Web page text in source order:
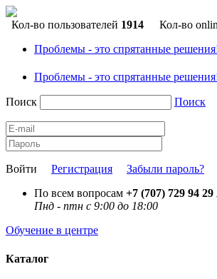
Кол-во пользователей 1914 Кол-во
Проблемы - это спрятанные
Проблемы - это спрятанные
Поиск Поиск
Войти Регистрация
Забыли пароль?
По всем вопросам +7 (707) 729 94 29
Пнд - птн с 9:00 до 18:00
Обучение в центре
Каталог